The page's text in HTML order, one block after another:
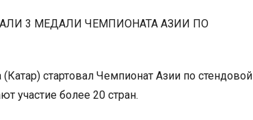
3 МЕДАЛИ ЧЕМПИОНАТА АЗИИ ПО
стартовал Чемпионат Азии по стендовой
участие более 20 стран.